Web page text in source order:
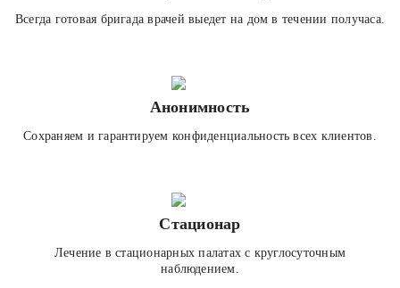
Всегда готовая бригада врачей выедет на дом в течении получаса.
Анонимность
Сохраняем и гарантируем конфиденциальность всех клиентов.
Стационар
Лечение в стационарных палатах с круглосуточным
наблюдением.